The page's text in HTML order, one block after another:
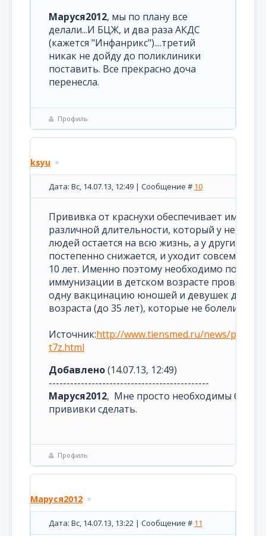
Маруся2012, мы по плану все
делали...И БЦЖ, и два раза АКДС
(кажется "Инфанрикс")....третий
никак не дойду до поликлиники
поставить. Все прекрасно доча
перенесла.
Профиль
ksyu
Дата: Вс, 14.07.13, 12:49 | Сообщение # 10
Прививка от краснухи обеспечивает
различной длительности, который у
людей остается на всю жизнь, а у других
постепенно снижается, и уходит совсем в
10 лет. Именно поэтому необходимо после
иммунизации в детском возрасте
одну вакцинацию юношей и девушек
возраста (до 35 лет), которые не болели
Источник:http://www.tiensmed.ru/news/
t7z.html
Добавлено(14.07.13, 12:49)
---------------------------------------------
Маруся2012, Мне просто необходимы были
прививки сделать.
Профиль
Маруся2012
Дата: Вс, 14.07.13, 13:22 | Сообщение # 11